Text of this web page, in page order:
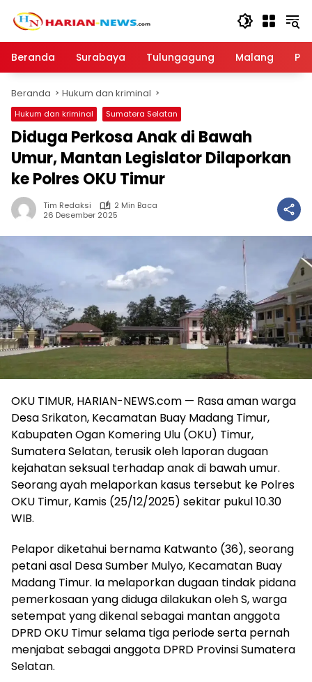
Beranda
Surabaya Tulungagung Malang
Beranda Hukum dan kriminal
Hukum dan kriminal Sumatera Selatan
Diduga Perkosa Anak di Bawah
Umur, Mantan Legislator Dilaporkan
ke Polres OKU Timur
Tim Redaksi
2 Min Baca
26 Desember 2025
OKU TIMUR, HARIAN-NEWS.com — Rasa aman warga
Desa Srikaton, Kecamatan Buay Madang Timur,
Kabupaten Ogan Komering Ulu (OKU) Timur,
Sumatera Selatan, terusik oleh laporan dugaan
kejahatan seksual terhadap anak di bawah umur.
Seorang ayah melaporkan kasus tersebut ke Polres
OKU Timur, Kamis (25/12/2025) sekitar pukul 10.30
WIB.
Pelapor diketahui bernama Katwanto (36), seorang
petani asal Desa Sumber Mulyo, Kecamatan Buay
Madang Timur. Ia melaporkan dugaan tindak pidana
pemerkosaan yang diduga dilakukan oleh S, warga
setempat yang dikenal sebagai mantan anggota
DPRD OKU Timur selama tiga periode serta pernah
menjabat sebagai anggota DPRD Provinsi Sumatera
Selatan.